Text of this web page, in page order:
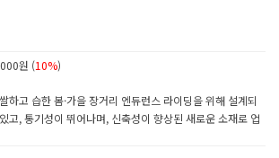
원 (10%)
하고 습한 봄·가을 장거리 엔듀런스 라이딩을 위해 설계되
고, 통기성이 뛰어나며, 신축성이 향상된 새로운 소재로 업